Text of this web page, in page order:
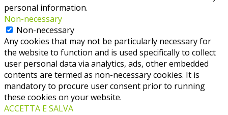
personal information.
Non-necessary
Non-necessary
Any cookies that may not be particularly necessary for
the website to function and is used specifically to collect
user personal data via analytics, ads, other embedded
contents are termed as non-necessary cookies. It is
mandatory to procure user consent prior to running
these cookies on your website.
ACCETTA E SALVA